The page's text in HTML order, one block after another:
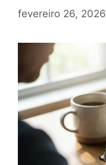
fevereiro 26, 2026